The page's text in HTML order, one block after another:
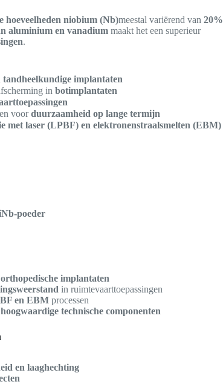
hoeveelheden niobium (Nb)meestal variërend van20%
aluminium en vanadium maakt het een superieur
.
tandheelkundige implantaten
inbotimplantaten
voorduurzaamheid op lange termijn
met laser (LPBF) en elektronenstraalsmelten (EBM)
poeder
implantaten
in ruimtevaarttoepassingen
en EBM processen
hoogwaardige technische componenten
en laaghechting